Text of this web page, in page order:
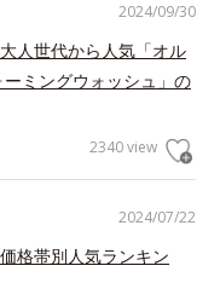
2024/09/30
人世代から人気「オル
ミングウォッシュ」の
2340 view
2024/07/22
格帯別人気ランキン